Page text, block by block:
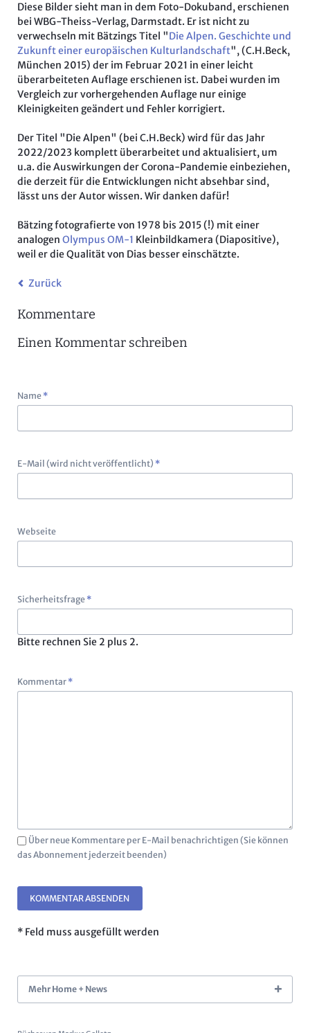
Diese Bilder sieht man in dem Foto-Dokuband, erschienen
bei WBG-Theiss-Verlag, Darmstadt. Er ist nicht zu
verwechseln mit Bätzings Titel "Die Alpen. Geschichte und
Zukunft einer europäischen Kulturlandschaft", (C.H.Beck,
München 2015) der im Februar 2021 in einer leicht
überarbeiteten Auflage erschienen ist. Dabei wurden im
Vergleich zur vorhergehenden Auflage nur einige
Kleinigkeiten geändert und Fehler korrigiert.
Der Titel "Die Alpen" (bei C.H.Beck) wird für das Jahr
2022/2023 komplett überarbeitet und aktualisiert, um
u.a. die Auswirkungen der Corona-Pandemie einbeziehen,
die derzeit für die Entwicklungen nicht absehbar sind,
lässt uns der Autor wissen. Wir danken dafür!
Bätzing fotografierte von 1978 bis 2015 (!) mit einer
analogen Olympus OM-1 Kleinbildkamera (Diapositive),
weil er die Qualität von Dias besser einschätzte.
Zurück
Kommentare
Einen Kommentar schreiben
Pflichtfeld
Name *
Pflichtfeld
E-Mail (wird nicht veröffentlicht) *
Webseite
Pflichtfeld
Sicherheitsfrage *
Bitte rechnen Sie 2 plus 2.
Pflichtfeld
Kommentar *
Über neue Kommentare per E-Mail benachrichtigen (Sie können
das Abonnement jederzeit beenden)
KOMMENTAR ABSENDEN
* Feld muss ausgefüllt werden
Mehr Home + News